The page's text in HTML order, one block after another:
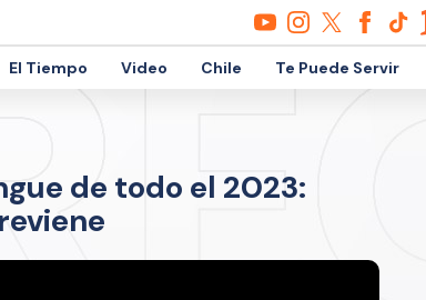
El Tiempo Video Chile Te Puede Servir
de todo el 2023: